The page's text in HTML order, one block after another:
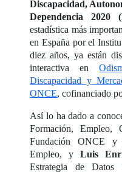
Discapacidad,
Dependencia 2020
estadística más
en España por el
diez años, ya están
interactiva en
Discapacidad y
ONCE, cofinanciado
Así lo ha dado a
Formación, Empleo,
Fundación ONCE y
Empleo, yLuis
Estrategia de Datos